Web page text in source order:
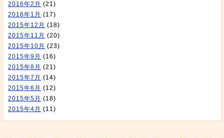
2016年2月 (21)
2016年1月 (17)
2015年12月 (18)
2015年11月 (20)
2015年10月 (23)
2015年9月 (16)
2015年8月 (21)
2015年7月 (14)
2015年6月 (12)
2015年5月 (18)
2015年4月 (11)